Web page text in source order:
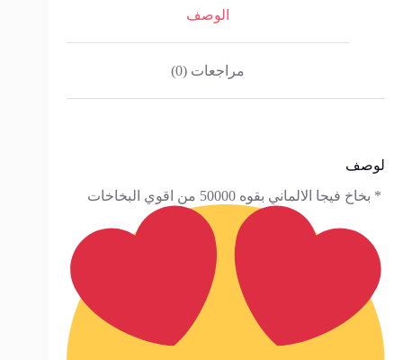
الوصف
مراجعات (0)
لوصف
* بخاخ فيجا الالماني بقوه 50000 من اقوي البخاخات